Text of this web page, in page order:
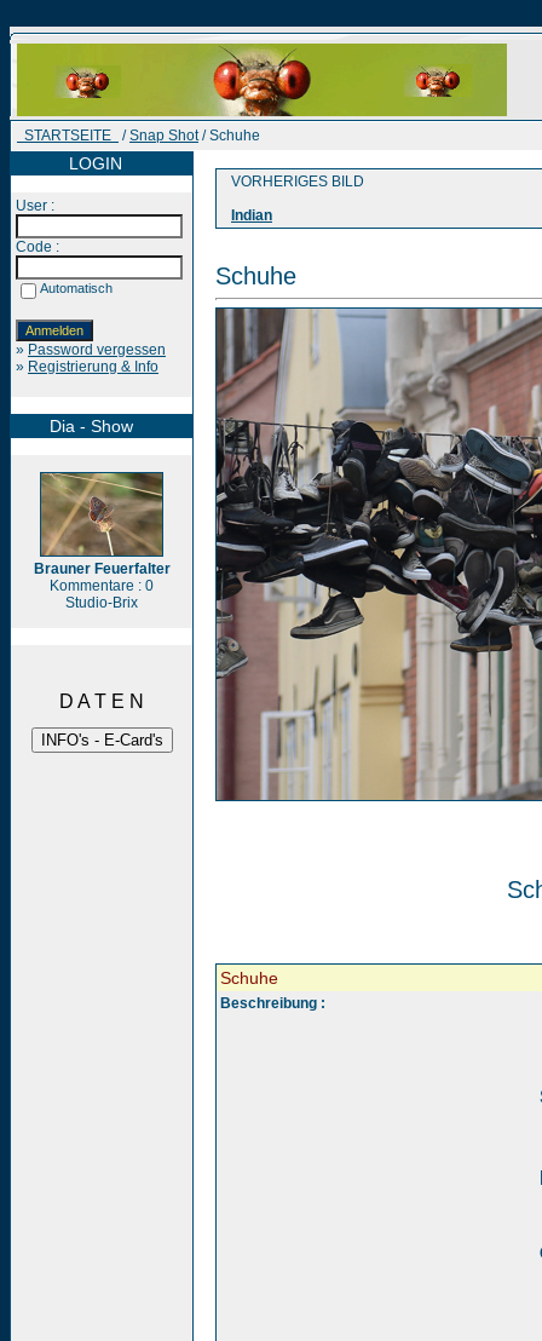
STARTSEITE /Snap Shot/ Schuhe
LOGIN
User :
Code :
Automatisch
» Password vergessen
» Registrierung & Info
Dia - Show
Brauner Feuerfalter
Kommentare : 0
Studio-Brix
D A T E N
VORHERIGES BILD
Indian
Schuhe
Schuhe
Beschreibung :